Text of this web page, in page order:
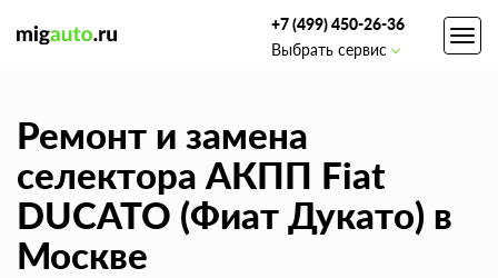
+7 (499) 450-26-36
Выбрать сервис
Ремонт и замена
селектора АКПП Fiat
DUCATO (Фиат Дукато) в
Москве